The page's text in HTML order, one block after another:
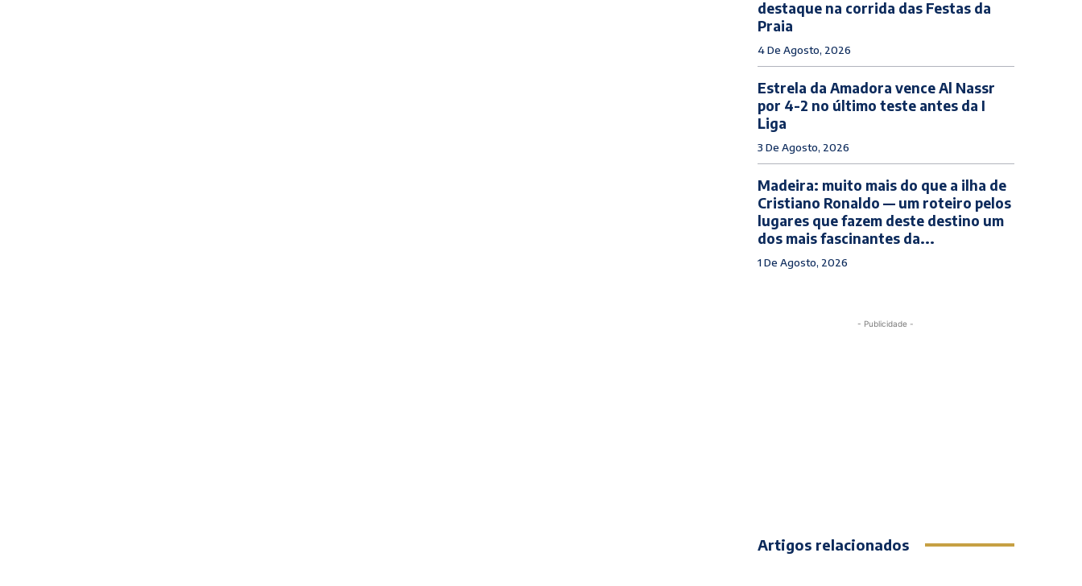
destaque na corrida das Festas da
Praia
4 De Agosto, 2026
Estrela da Amadora vence Al Nassr
por 4-2 no último teste antes da I
Liga
3 De Agosto, 2026
Madeira: muito mais do que a ilha de
Cristiano Ronaldo — um roteiro pelos
lugares que fazem deste destino um
dos mais fascinantes da...
1 De Agosto, 2026
- Publicidade -
Artigos relacionados